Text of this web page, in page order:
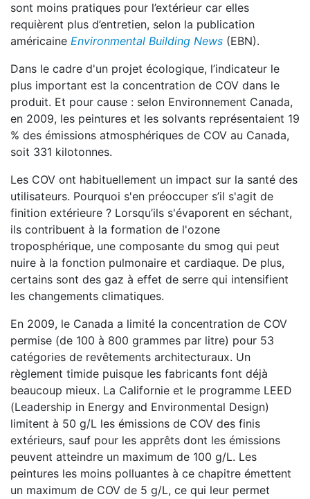
sont moins pratiques pour l’extérieur car elles
requièrent plus d’entretien, selon la publication
américaine Environmental Building News (EBN).
Dans le cadre d'un projet écologique, l’indicateur le
plus important est la concentration de COV dans le
produit. Et pour cause : selon Environnement Canada,
en 2009, les peintures et les solvants représentaient 19
% des émissions atmosphériques de COV au Canada,
soit 331 kilotonnes.
Les COV ont habituellement un impact sur la santé des
utilisateurs. Pourquoi s'en préoccuper s’il s'agit de
finition extérieure ? Lorsqu’ils s'évaporent en séchant,
ils contribuent à la formation de l'ozone
troposphérique, une composante du smog qui peut
nuire à la fonction pulmonaire et cardiaque. De plus,
certains sont des gaz à effet de serre qui intensifient
les changements climatiques.
En 2009, le Canada a limité la concentration de COV
permise (de 100 à 800 grammes par litre) pour 53
catégories de revêtements architecturaux. Un
règlement timide puisque les fabricants font déjà
beaucoup mieux. La Californie et le programme LEED
(Leadership in Energy and Environmental Design)
limitent à 50 g/L les émissions de COV des finis
extérieurs, sauf pour les apprêts dont les émissions
peuvent atteindre un maximum de 100 g/L. Les
peintures les moins polluantes à ce chapitre émettent
un maximum de COV de 5 g/L, ce qui leur permet